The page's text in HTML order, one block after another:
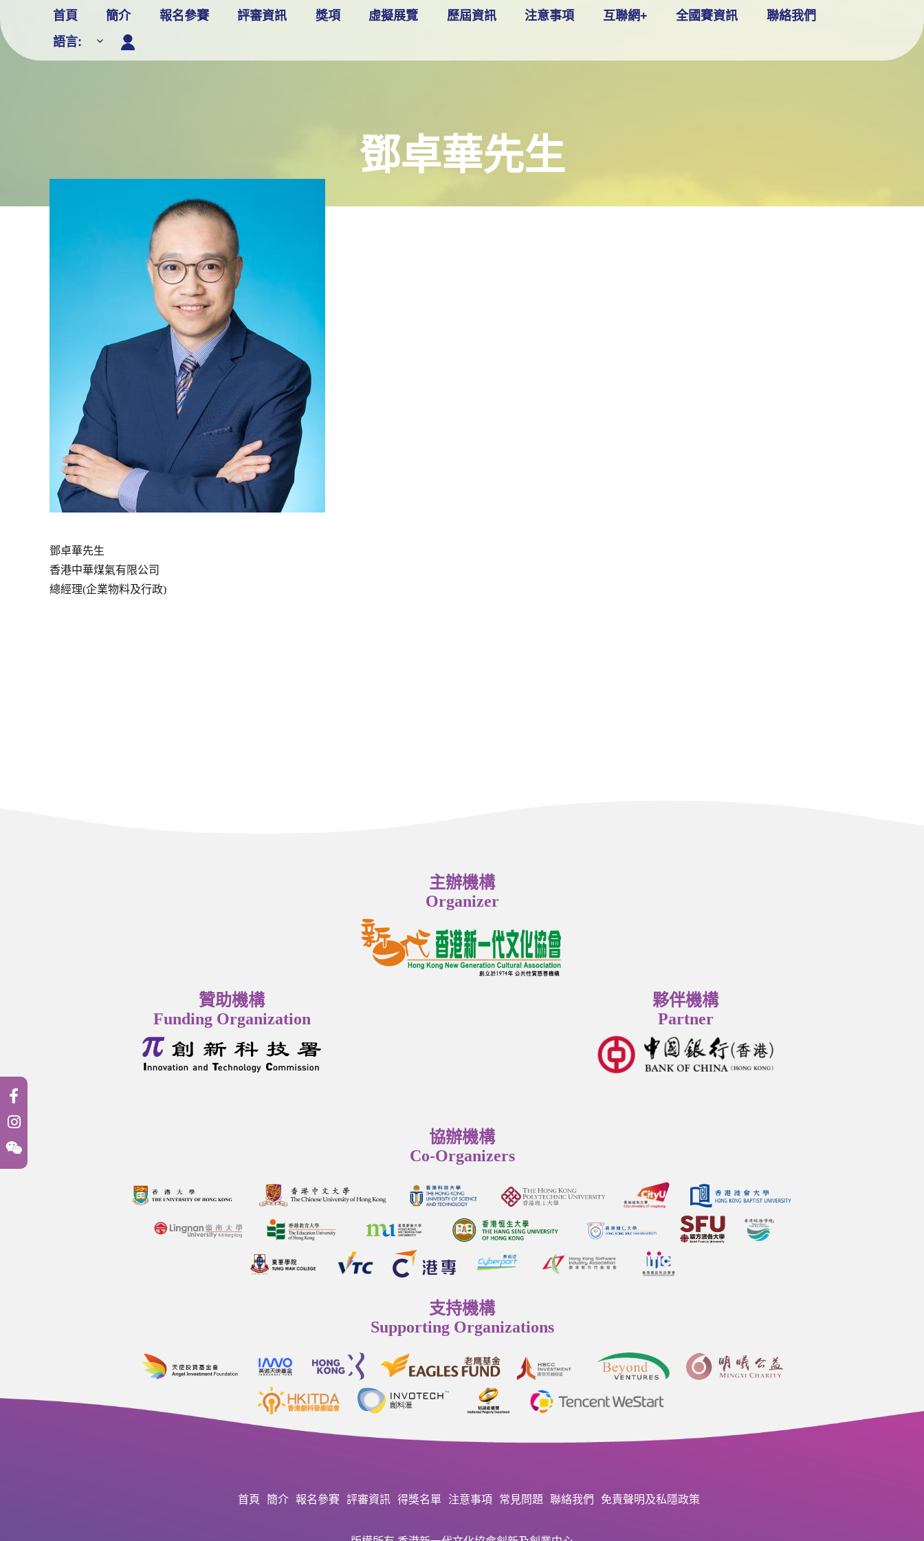
content
首頁 簡介 報名參賽 評審資訊 獎項 虛擬展覽 歷屆資訊 注意事項 互聯網+ 全國賽資訊
聯絡我們
語言:
鄧卓華先生
鄧卓華先生
香港中華煤氣有限公司
總經理(企業物料及行政)
主辦機構
Organizer
贊助機構
Funding Organization
夥伴機構
Partner
協辦機構
Co-Organizers
支持機構
Supporting Organizations
首頁 簡介 報名參賽 評審資訊 得獎名單 注意事項 常見問題 聯絡我們 免責聲明及私隱政策